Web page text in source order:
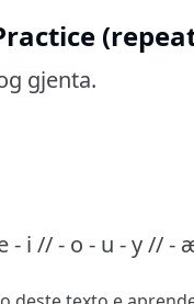
gjenta.
- i // - o - u - y // -